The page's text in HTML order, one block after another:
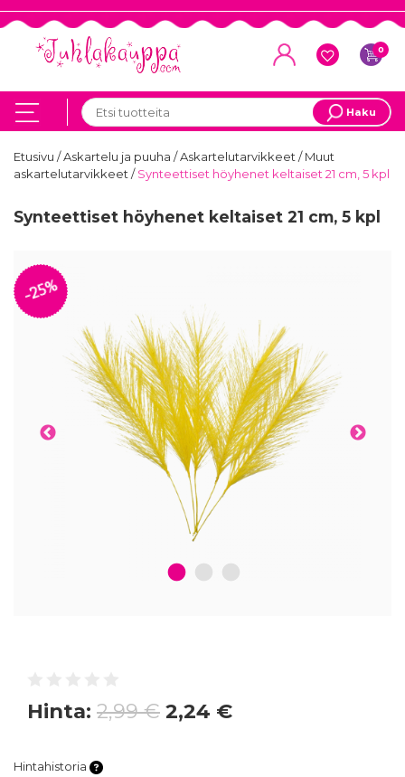
0
Haku
Etusivu /Askartelu ja puuha /Askartelutarvikkeet/Muut
askartelutarvikkeet/Synteettiset höyhenet keltaiset 21 cm, 5 kpl
Synteettiset höyhenet keltaiset 21 cm, 5 kpl
1 2 3
-25%
Hinta: 2,99 € 2,24 €
Hintahistoria